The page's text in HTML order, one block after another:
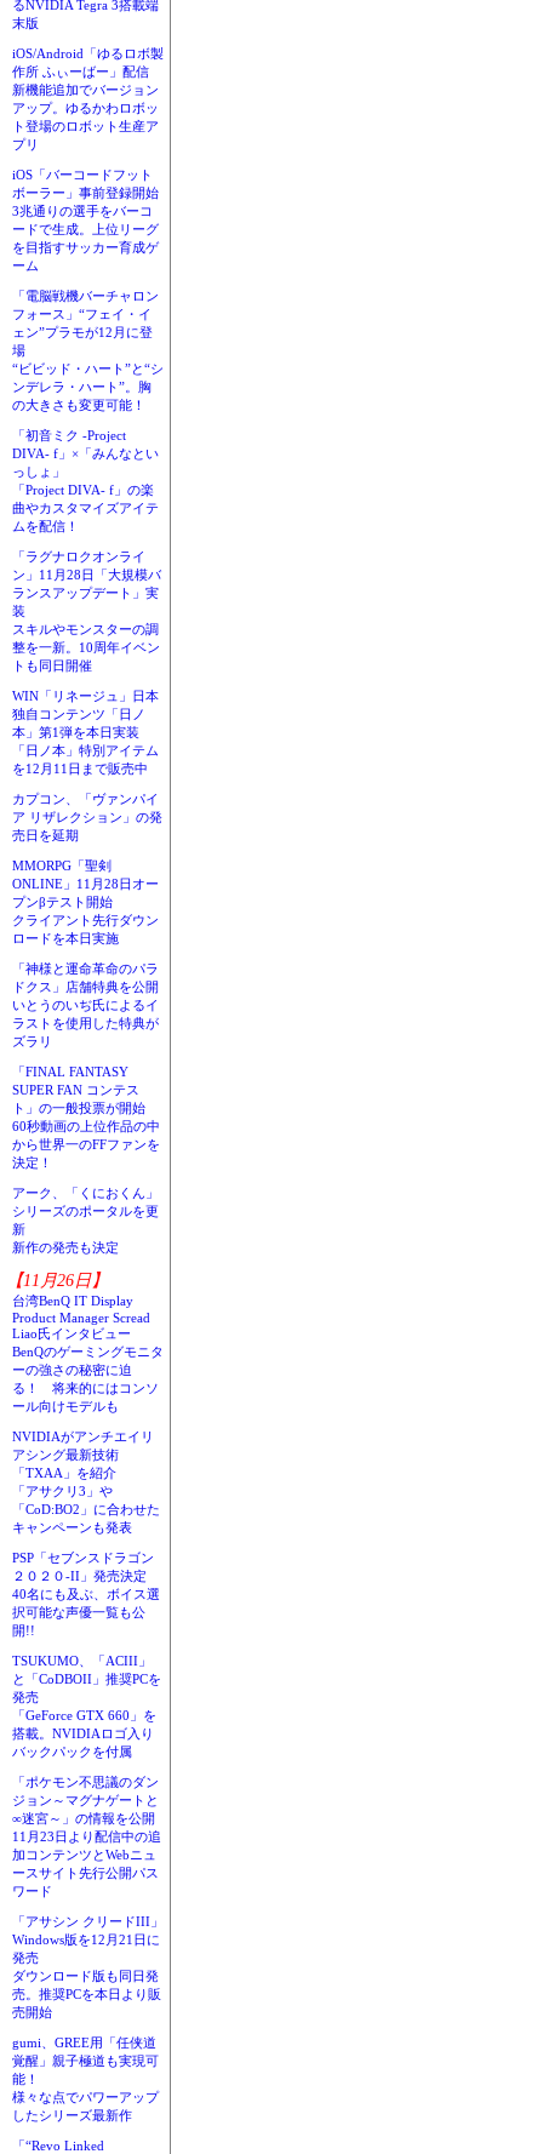
るNVIDIA Tegra 3搭載端
末版
iOS/Android「ゆるロボ製
作所 ふぃーばー」配信
新機能追加でバージョン
アップ。ゆるかわロボッ
ト登場のロボット生産ア
プリ
iOS「バーコードフット
ボーラー」事前登録開始
3兆通りの選手をバーコ
ードで生成。上位リーグ
を目指すサッカー育成ゲ
ーム
「電脳戦機バーチャロン
フォース」“フェイ・イ
ェン”プラモが12月に登
場
“ビビッド・ハート”と“シ
ンデレラ・ハート”。胸
の大きさも変更可能！
「初音ミク -Project
DIVA- f」×「みんなとい
っしょ」
「Project DIVA- f」の楽
曲やカスタマイズアイテ
ムを配信！
「ラグナロクオンライ
ン」11月28日「大規模バ
ランスアップデート」実
装
スキルやモンスターの調
整を一新。10周年イベン
トも同日開催
WIN「リネージュ」日本
独自コンテンツ「日ノ
本」第1弾を本日実装
「日ノ本」特別アイテム
を12月11日まで販売中
カプコン、「ヴァンパイ
ア リザレクション」の発
売日を延期
MMORPG「聖剣
ONLINE」11月28日オー
プンβテスト開始
クライアント先行ダウン
ロードを本日実施
「神様と運命革命のパラ
ドクス」店舗特典を公開
いとうのいぢ氏によるイ
ラストを使用した特典が
ズラリ
「FINAL FANTASY
SUPER FAN コンテス
ト」の一般投票が開始
60秒動画の上位作品の中
から世界一のFFファンを
決定！
アーク、「くにおくん」
シリーズのポータルを更
新
新作の発売も決定
【11月26日】
台湾BenQ IT Display
Product Manager Scread
Liao氏インタビュー
BenQのゲーミングモニタ
ーの強さの秘密に迫
る！ 将来的にはコンソ
ール向けモデルも
NVIDIAがアンチエイリ
アシング最新技術
「TXAA」を紹介
「アサクリ3」や
「CoD:BO2」に合わせた
キャンペーンも発表
PSP「セブンスドラゴン
２０２０-II」発売決定
40名にも及ぶ、ボイス選
択可能な声優一覧も公
開!!
TSUKUMO、「ACIII」
と「CoDBOII」推奨PCを
発売
「GeForce GTX 660」を
搭載。NVIDIAロゴ入り
バックパックを付属
「ポケモン不思議のダン
ジョン～マグナゲートと
∞迷宮～」の情報を公開
11月23日より配信中の追
加コンテンツとWebニュ
ースサイト先行公開パス
ワード
「アサシン クリードIII」
Windows版を12月21日に
発売
ダウンロード版も同日発
売。推奨PCを本日より販
売開始
gumi、GREE用「任侠道
覚醒」親子極道も実現可
能！
様々な点でパワーアップ
したシリーズ最新作
「“Revo Linked